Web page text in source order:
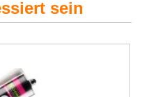
sein